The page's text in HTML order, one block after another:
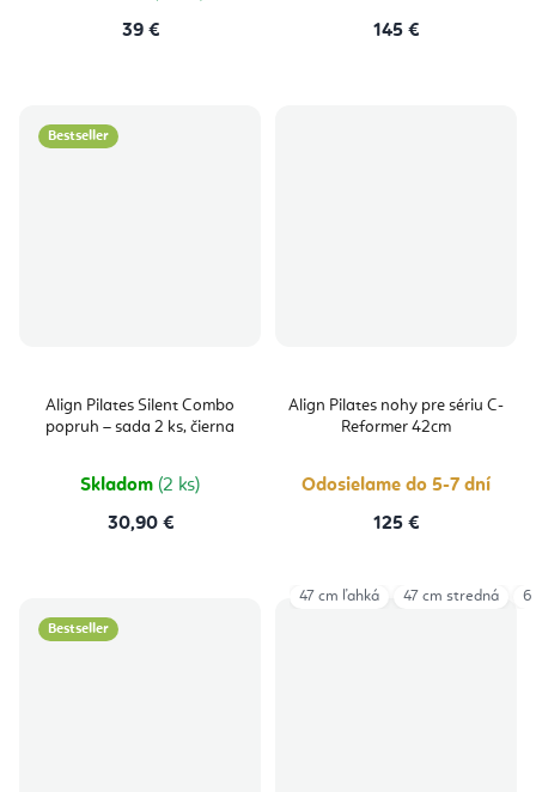
39 €
145 €
Bestseller
Align Pilates Silent Combo
popruh – sada 2 ks, čierna
Skladom (2 ks)
30,90 €
Align Pilates nohy pre sériu C-
Reformer 42cm
Odosielame do 5-7 dní
125 €
Bestseller
47 cm ľahká 47 cm stredná